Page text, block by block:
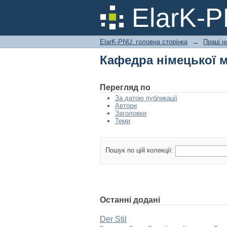
ElarK-
Кафедра німецької
ElarK-PNU: головна сторінка → Праці
Кафедра німецької
Перегляд по
За датою публикації
Автори
Заголовки
Теми
Пошук по цій колекції:
Останні додані
Der Stil